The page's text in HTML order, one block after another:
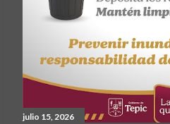
julio 15, 2026